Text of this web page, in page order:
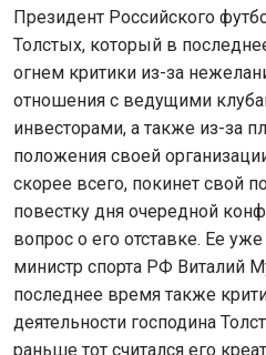
Президент Российского
Толстых, который в
огнем критики из-за
отношения с ведущими
инвесторами, а также из-за
положения своей
скорее всего, покинет свой
повестку дня очередной
вопрос о его отставке. Ее
министр спорта РФ Виталий
последнее время также
деятельности господина
раньше тот считался его